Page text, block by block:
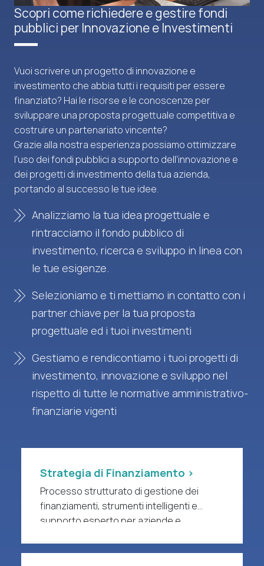
Scopri come richiedere e gestire fondi
pubblici per Innovazione e Investimenti
Vuoi scrivere un progetto di innovazione e
investimento che abbia tutti i requisiti per essere
finanziato? Hai le risorse e le conoscenze per
sviluppare una proposta progettuale competitiva e
costruire un partenariato vincente?
Grazie alla nostra esperienza possiamo ottimizzare
l’uso dei fondi pubblici a supporto dell’innovazione e
dei progetti di investimento della tua azienda,
portando al successo le tue idee.
Analizziamo la tua idea progettuale e
rintracciamo il fondo pubblico di
investimento, ricerca e sviluppo in linea con
le tue esigenze.
Selezioniamo e ti mettiamo in contatto con i
partner chiave per la tua proposta
progettuale ed i tuoi investimenti
Gestiamo e rendicontiamo i tuoi progetti di
investimento, innovazione e sviluppo nel
rispetto di tutte le normative amministrativo-
finanziarie vigenti
Strategia di Finanziamento >
Processo strutturato di gestione dei
finanziamenti, strumenti intelligenti e
supporto esperto per aziende e
di R&S